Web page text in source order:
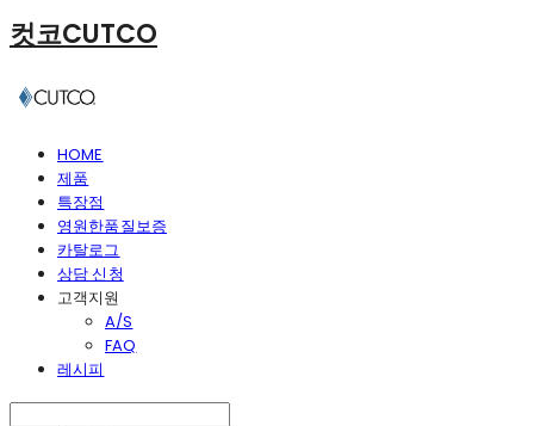
컷코CUTCO
HOME
제품
특장점
영원한품질보증
카탈로그
상담 신청
고객지원
A/S
FAQ
레시피